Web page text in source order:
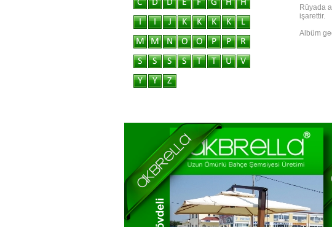
Rüyada
işarettir.
Albüm